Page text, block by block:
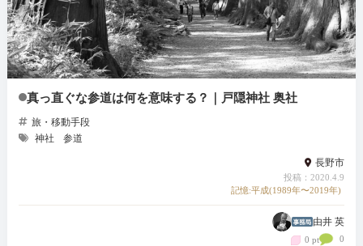
真っ直ぐな参道は何を意味する？｜戸隠神社 奥社
旅・移動手段
神社
参道
長野市
投稿：2020.4.9
記憶:平成(1989年〜2019年)
由井 英
0 pt 0